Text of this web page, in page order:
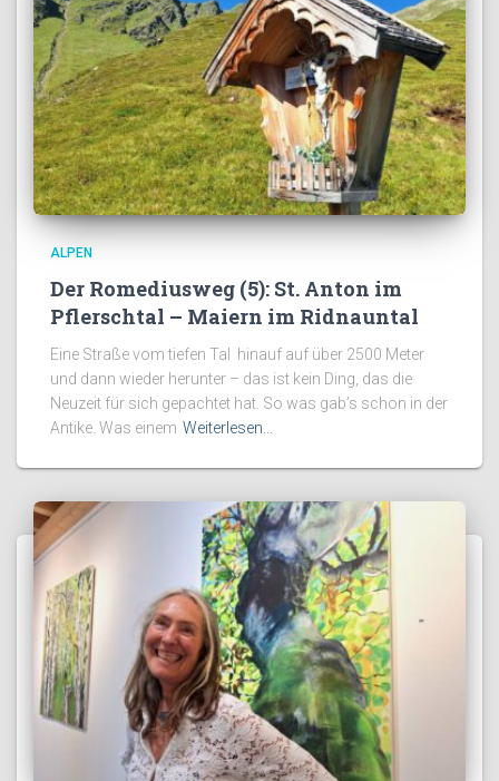
ALPEN
Der Romediusweg (5): St. Anton im
Pflerschtal – Maiern im Ridnauntal
Eine Straße vom tiefen Tal hinauf auf über 2500 Meter
und dann wieder herunter – das ist kein Ding, das die
Neuzeit für sich gepachtet hat. So was gab’s schon in der
Antike. Was einem Weiterlesen…